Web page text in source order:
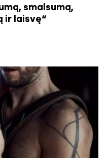
smalsumą,
ir laisvę“